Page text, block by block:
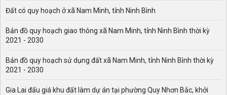
Đất có quy hoạch ở xã Nam Minh, tỉnh Ninh Bình
Bản đồ quy hoạch giao thông xã Nam Minh, tỉnh Ninh Bình thời kỳ
2021 - 2030
Bản đồ quy hoạch sử dụng đất xã Nam Minh, tỉnh Ninh Bình thời kỳ
2021 - 2030
Gia Lai đấu giá khu đất làm dự án tại phường Quy Nhơn Bắc, khởi